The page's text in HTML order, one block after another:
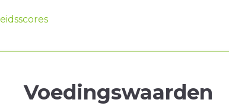
Voedingswaarden